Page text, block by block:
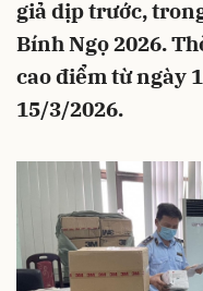
giả dịp trước,
Bính Ngọ 2026.
cao điểm từ ngày
15/3/2026.